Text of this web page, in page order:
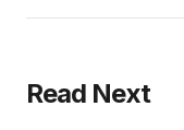
Read Next